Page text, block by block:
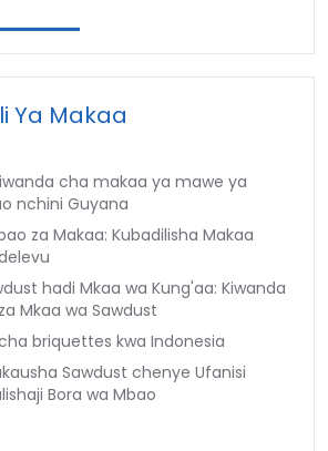
Ya Makaa
cha makaa ya mawe ya
nchini Guyana
za Makaa: Kubadilisha Makaa
hadi Mkaa wa Kung'aa: Kiwanda
Mkaa wa Sawdust
briquettes kwa Indonesia
Sawdust chenye Ufanisi
Bora wa Mbao